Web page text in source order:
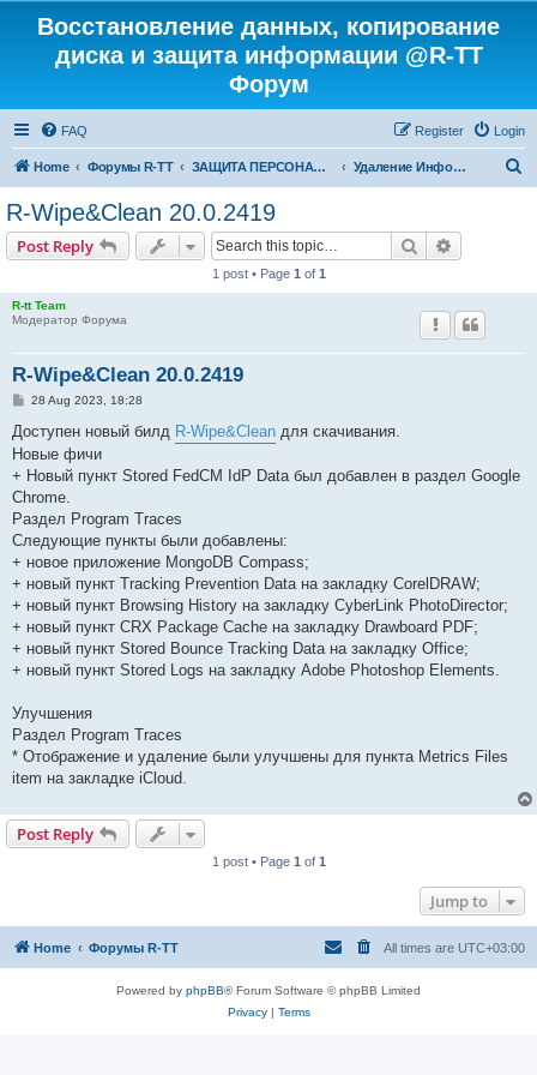
Восстановление данных, копирование
диска и защита информации @R-TT
Форум
FAQ Login
Register
Home Форумы R-TT ЗАЩИТА ПЕРСОНАЛЬНЫХ ДАННЫХ И БЕЗОПАСНОСТЬ Удаление Информации с Диска
R-Wipe&Clean 20.0.2419
Post Reply Search
1 post • Page 1 of 1
R-tt Team
Модератор Форума
R-Wipe&Clean 20.0.2419
P
s
28 Aug 2023, 18:28
Доступен новый билд R-Wipe&Clean для скачивания.
Новые фичи
+ Новый пункт Stored FedCM IdP Data был добавлен в раздел Google
Chrome.
Раздел Program Traces
Следующие пункты были добавлены:
+ новое приложение MongoDB Compass;
+ новый пункт Tracking Prevention Data на закладку CorelDRAW;
+ новый пункт Browsing History на закладку CyberLink PhotoDirector;
+ новый пункт CRX Package Cache на закладку Drawboard PDF;
+ новый пункт Stored Bounce Tracking Data на закладку Office;
+ новый пункт Stored Logs на закладку Adobe Photoshop Elements.
Улучшения
Раздел Program Traces
* Отображение и удаление были улучшены для пункта Metrics Files
item на закладке iCloud.
Post Reply
1 post • Page 1 of 1
Jump to
Home Форумы R-TT All times are UTC+03:00
Powered by phpBB® Forum Software © phpBB Limited
Privacy| Terms